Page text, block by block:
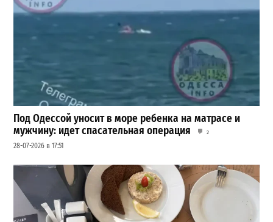
Под Одессой уносит в море ребенка на матрасе и
мужчину: идет спасательная операция
2
28-07-2026 в 17:51